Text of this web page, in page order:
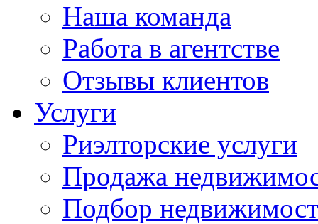
Наша команда
Работа в агентстве
Отзывы клиентов
Услуги
Риэлторские услуги
Продажа
Подбор